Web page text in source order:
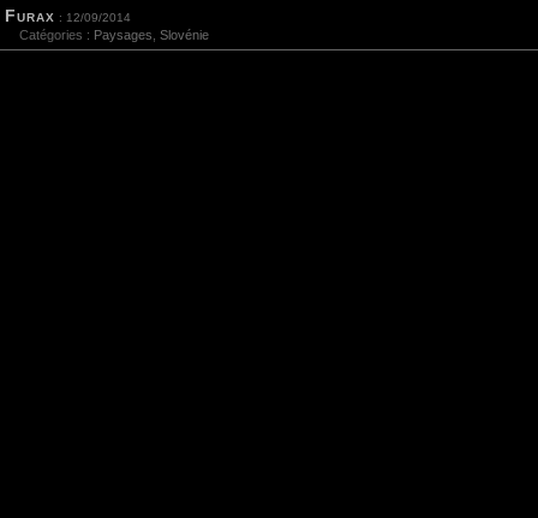
Furax : 12/09/2014
Catégories : Paysages Slovénie